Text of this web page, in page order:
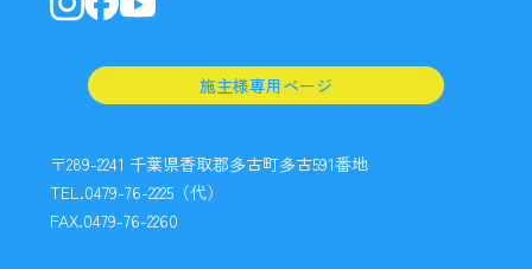
施主様専用ページ
〒289-2241 千葉県香取郡多古町多古591番地
TEL.0479-76-2225（代）
FAX.0479-76-2260